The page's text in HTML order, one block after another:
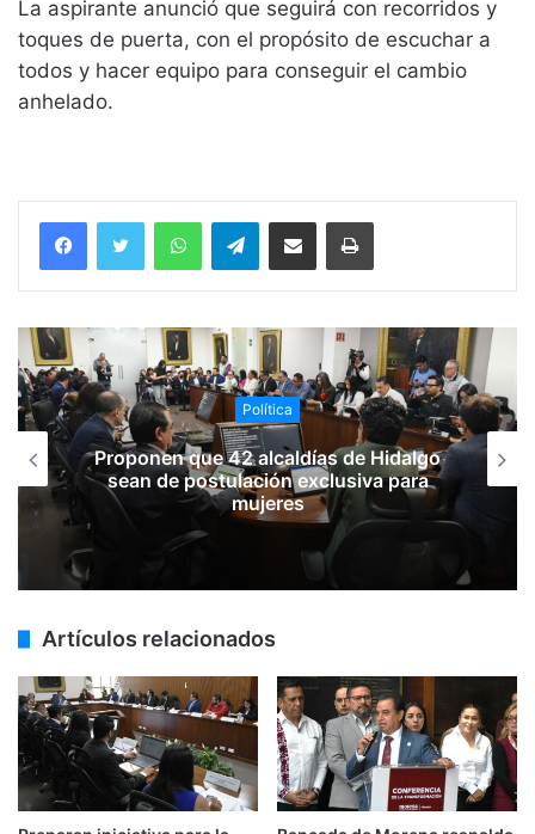
La aspirante anunció que seguirá con recorridos y
toques de puerta, con el propósito de escuchar a
todos y hacer equipo para conseguir el cambio
anhelado.
WhatsAppTelegramCompartir vía email Imprimir
Política
Proponen que 42 alcaldías de Hidalgo
sean de postulación exclusiva para
mujeres
Artículos relacionados